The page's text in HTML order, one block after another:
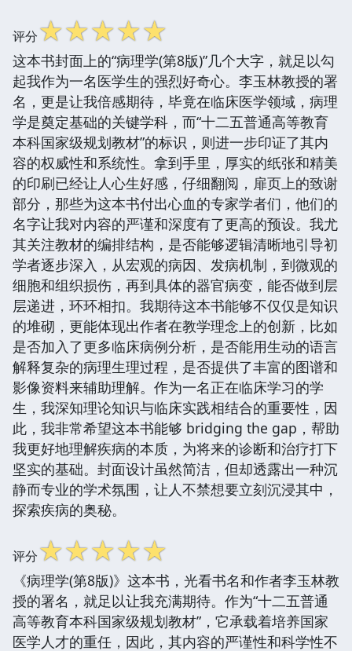
评分☆☆☆☆☆
这本书封面上的“病理学(第8版)”几个大字，就足以勾
起我作为一名医学生的强烈好奇心。李玉林教授的署
名，更是让我倍感期待，毕竟在临床医学领域，病理
学是奠定基础的关键学科，而“十二五普通高等教育
本科国家级规划教材”的标识，则进一步印证了其内
容的权威性和系统性。拿到手里，厚实的纸张和精美
的印刷已经让人心生好感，仔细翻阅，扉页上的致谢
部分，那些为这本书付出心血的专家学者们，他们的
名字让我对内容的严谨和深度有了更高的预设。我尤
其关注教材的编排结构，是否能够逻辑清晰地引导初
学者逐步深入，从宏观的病因、发病机制，到微观的
细胞和组织损伤，再到具体的器官病变，能否做到层
层递进，环环相扣。我期待这本书能够不仅仅是知识
的堆砌，更能体现出作者在教学理念上的创新，比如
是否加入了更多临床病例分析，是否能用生动的语言
解释复杂的病理生理过程，是否提供了丰富的图谱和
影像资料来辅助理解。作为一名正在临床学习的学
生，我深知理论知识与临床实践相结合的重要性，因
此，我非常希望这本书能够 bridging the gap，帮助
我更好地理解疾病的本质，为将来的诊断和治疗打下
坚实的基础。封面设计虽然简洁，但却透露出一种沉
静而专业的学术氛围，让人不禁想要立刻沉浸其中，
探索疾病的奥秘。
评分☆☆☆☆☆
《病理学(第8版)》这本书，光看书名和作者李玉林教
授的署名，就足以让我充满期待。作为“十二五普通
高等教育本科国家级规划教材”，它承载着培养国家
医学人才的重任，因此，其内容的严谨性和科学性不